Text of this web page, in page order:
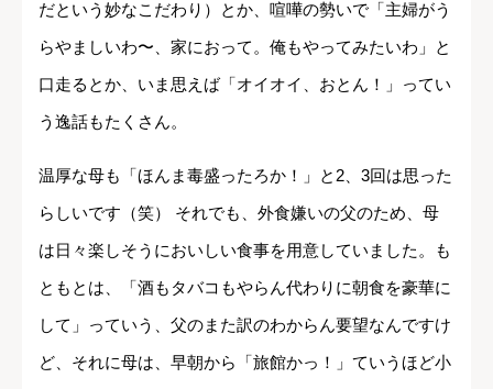
だという妙なこだわり）とか、喧嘩の勢いで「主婦がう
らやましいわ〜、家におって。俺もやってみたいわ」と
口走るとか、いま思えば「オイオイ、おとん！」ってい
う逸話もたくさん。
温厚な母も「ほんま毒盛ったろか！」と2、3回は思った
らしいです（笑） それでも、外食嫌いの父のため、母
は日々楽しそうにおいしい食事を用意していました。も
ともとは、「酒もタバコもやらん代わりに朝食を豪華に
して」っていう、父のまた訳のわからん要望なんですけ
ど、それに母は、早朝から「旅館かっ！」ていうほど小